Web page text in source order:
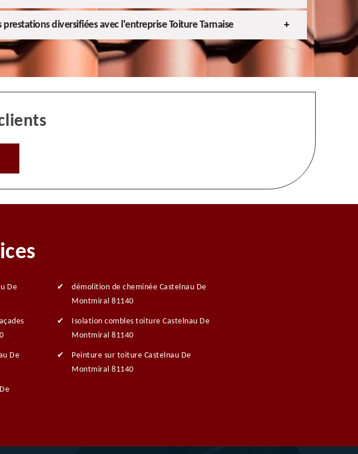
prestations diversifiées avec l'entreprise Toiture Tarnaise
De
De
démolition de cheminée Castelnau De
Montmiral 81140
Isolation combles toiture Castelnau De
Montmiral 81140
Peinture sur toiture Castelnau De
Montmiral 81140